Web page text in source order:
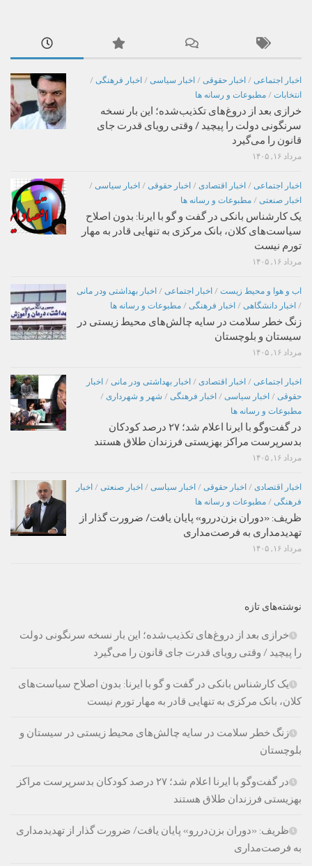
اخبار اجتماعی / اخبار حقوقی / اخبار سیاسی / اخبار فرهنگی /
انتخابات / مطبوعات و رسانه ها
خرازی بعد از دروغ‌های تکذیب‌شده؛ این بار نسخه
سرنگونی دولت را پیچید / وقتی رویای قدرت جای
قانون را می‌گیرد
مرداد ۱۶, ۱۴۰۵
اخبار اجتماعی / اخبار اقتصادی / اخبار حقوقی / اخبار سیاسی /
اخبار صنعتی / مطبوعات و رسانه ها
یک کارشناس بانکی در گفت و گو با ایرنا: بدون اصلاح
سیاست‌های کلان، بانک مرکزی به تنهایی قادر به مهار
تورم نیست
مرداد ۱۶, ۱۴۰۵
اب و هوا و محیط زیست / اخبار اجتماعی / اخبار بهداشتی ودر مانی
/ اخبار دانشگاهی / اخبار فرهنگی / مطبوعات و رسانه ها
زنگ خطر سلامت در سایه چالش‌های محیط زیستی در
سیستان و بلوچستان
مرداد ۱۶, ۱۴۰۵
اخبار اجتماعی / اخبار اقتصادی / اخبار بهداشتی ودر مانی / اخبار
حقوقی / اخبار سیاسی / اخبار فرهنگی / شهر و شهرداری /
مطبوعات و رسانه ها
در گفت‌وگو با ایرنا اعلام شد؛ ۲۷ درصد کودکان
بدسرپرست مراکز بهزیستی فرزندان طلاق هستند
مرداد ۱۶, ۱۴۰۵
اخبار اقتصادی / اخبار حقوقی / اخبار سیاسی / اخبار صنعتی / اخبار
فرهنگی / مطبوعات و رسانه ها
ظریف: «دوران بزن‌دررو» پایان یافت/ ضرورت گذار از
تهدیدمداری به فرصت‌مداری
مرداد ۱۶, ۱۴۰۵
نوشته‌های تازه
خرازی بعد از دروغ‌های تکذیب‌شده؛ این بار نسخه سرنگونی دولت
را پیچید / وقتی رویای قدرت جای قانون را می‌گیرد
یک کارشناس بانکی در گفت و گو با ایرنا: بدون اصلاح سیاست‌های
کلان، بانک مرکزی به تنهایی قادر به مهار تورم نیست
زنگ خطر سلامت در سایه چالش‌های محیط زیستی در سیستان و
بلوچستان
در گفت‌وگو با ایرنا اعلام شد؛ ۲۷ درصد کودکان بدسرپرست مراکز
بهزیستی فرزندان طلاق هستند
ظریف: «دوران بزن‌دررو» پایان یافت/ ضرورت گذار از تهدیدمداری
به فرصت‌مداری